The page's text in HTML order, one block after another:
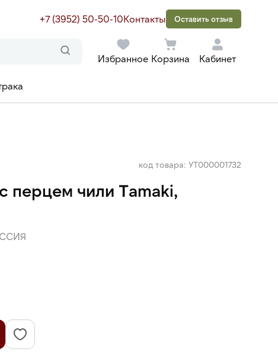
+7 (3952) 50-50-10Контакты Оставить отзыв
Избранное Корзина Кабинет
код товара: УТ000001732
перцем чили Tamaki,